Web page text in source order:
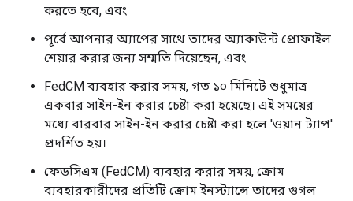
করতে হবে, এবং
পূর্বে আপনার অ্যাপের সাথে তাদের অ্যাকাউন্ট প্রোফাইল
শেয়ার করার জন্য সম্মতি দিয়েছেন, এবং
FedCM ব্যবহার করার সময়, গত ১০ মিনিটে শুধুমাত্র
একবার সাইন-ইন করার চেষ্টা করা হয়েছে। এই সময়ের
মধ্যে বারবার সাইন-ইন করার চেষ্টা করা হলে 'ওয়ান ট্যাপ'
প্রদর্শিত হয়।
ফেডসিএম (FedCM) ব্যবহার করার সময়, ক্রোম
ব্যবহারকারীদের প্রতিটি ক্রোম ইনস্ট্যান্সে তাদের গুগল